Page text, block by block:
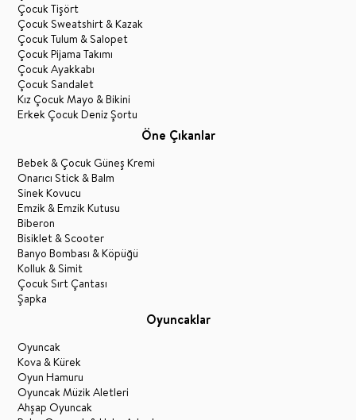
Çocuk Tişört
Çocuk Sweatshirt & Kazak
Çocuk Tulum & Salopet
Çocuk Pijama Takımı
Çocuk Ayakkabı
Çocuk Sandalet
Kız Çocuk Mayo & Bikini
Erkek Çocuk Deniz Şortu
Öne Çıkanlar
Bebek & Çocuk Güneş Kremi
Onarıcı Stick & Balm
Sinek Kovucu
Emzik & Emzik Kutusu
Biberon
Bisiklet & Scooter
Banyo Bombası & Köpüğü
Kolluk & Simit
Çocuk Sırt Çantası
Şapka
Oyuncaklar
Oyuncak
Kova & Kürek
Oyun Hamuru
Oyuncak Müzik Aletleri
Ahşap Oyuncak